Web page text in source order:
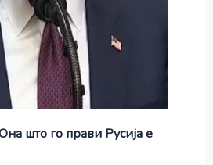
што го прави Русија е